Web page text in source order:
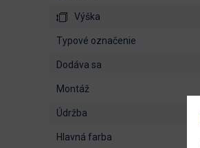
Výška
typové označenie
dodáva sa
montáž
údržba
hlavná farba